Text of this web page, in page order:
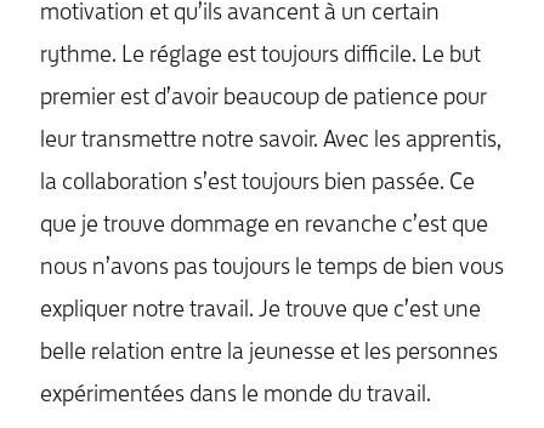
motivation et qu’ils avancent à un certain
rythme. Le réglage est toujours difficile. Le but
premier est d’avoir beaucoup de patience pour
leur transmettre notre savoir. Avec les apprentis,
la collaboration s’est toujours bien passée. Ce
que je trouve dommage en revanche c’est que
nous n’avons pas toujours le temps de bien vous
expliquer notre travail. Je trouve que c’est une
belle relation entre la jeunesse et les personnes
expérimentées dans le monde du travail.